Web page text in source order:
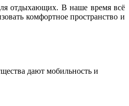
отдыхающих. В наше время всё
комфортное пространство и
дают мобильность и